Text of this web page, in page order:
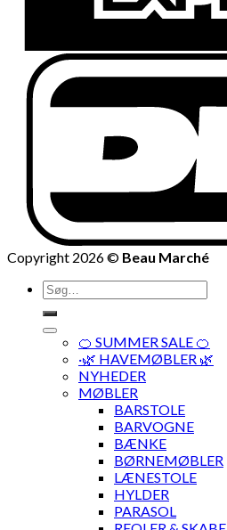
Copyright 2026 © Beau Marché
Søg
efter:
🍊 SUMMER SALE 🍊
·🌿 HAVEMØBLER 🌿
NYHEDER
MØBLER
BARSTOLE
BARVOGNE
BÆNKE
BØRNEMØBLER
LÆNESTOLE
HYLDER
PARASOL